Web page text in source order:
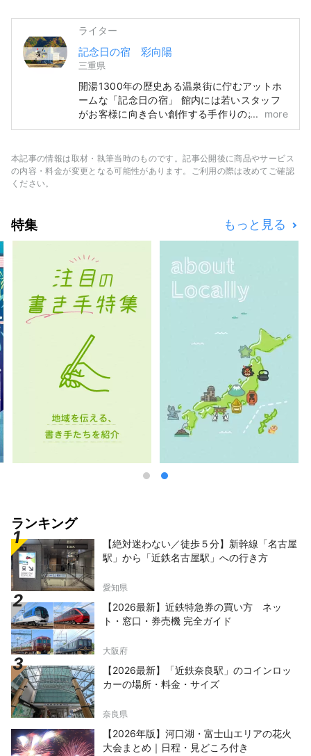
ライター
記念日の宿 彩向陽
三重県
開湯1300年の歴史ある温泉街に佇むアットホ
ームな「記念日の宿」 館内には若いスタッフ
がお客様に向き合い創作する手作りのおもてな
しが盛りだくさん♪ 名古屋の都市部からお車で
鹿サーキットからも約30分と好立地。 地産地
消で地域の食材を生かした彩り鮮やかなお料理
more
本記事の情報は取材・執筆当時のものです。記事公開後に商品やサービス
の内容・料金が変更となる可能性があります。ご利用の際は改めてご確認
ください。
特集 もっと見る
ランキング
【絶対迷わない／徒歩５分】新幹線「名古屋
駅」から「近鉄名古屋駅」への行き方
愛知県
【2026最新】近鉄特急券の買い方 ネッ
ト・窓口・券売機 完全ガイド
大阪府
【2026最新】「近鉄奈良駅」のコインロッ
カーの場所・料金・サイズ
奈良県
【2026年版】河口湖・富士山エリアの花火
大会まとめ｜日程・見どころ付き